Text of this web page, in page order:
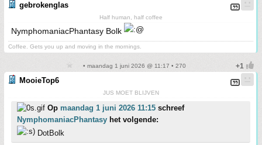
gebrokenglas
Half human, half coffee
NymphomaniacPhantasy Bolk
Coffee. Gets you up and moving in the mornings.
• maandag 1 juni 2026 @ 11:17 • 270
MooieTop6
JUS MOET BLIJVEN
Op maandag 1 juni 2026 11:15 schreef
NymphomaniacPhantasy het volgende:
DotBolk